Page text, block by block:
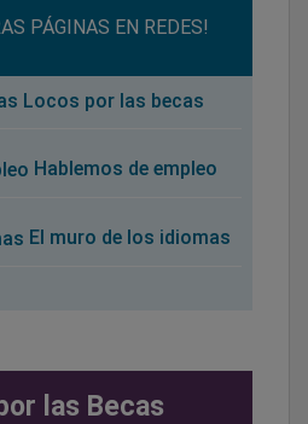
PÁGINAS EN REDES!
Locos por las becas
Hablemos de empleo
El muro de los idiomas
las Becas